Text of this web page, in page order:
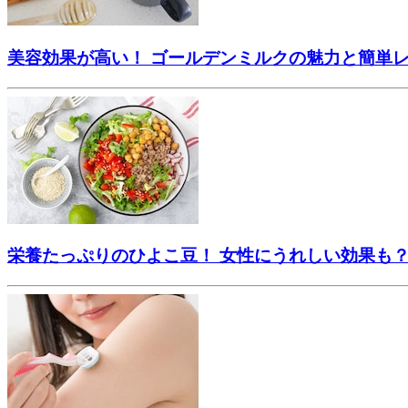
美容効果が高い！ ゴールデンミルクの魅力と簡単
栄養たっぷりのひよこ豆！ 女性にうれしい効果も？